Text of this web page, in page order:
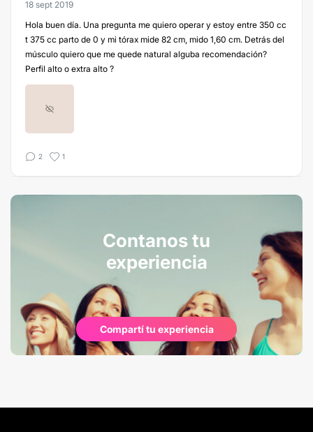
18 sept 2019
Hola buen día. Una pregunta me quiero operar y estoy entre 350 cc
t 375 cc parto de 0 y mi tórax mide 82 cm, mido 1,60 cm. Detrás del
músculo quiero que me quede natural alguba recomendación?
Perfil alto o extra alto ?
2 1
Contanos tu
experiencia
Compartí tu experiencia